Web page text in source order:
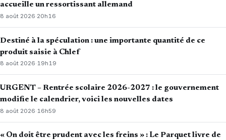
accueille un ressortissant allemand
8 août 2026·20h16
Destiné à la spéculation : une importante quantité de ce
produit saisie à Chlef
8 août 2026·19h19
URGENT – Rentrée scolaire 2026-2027 : le gouvernement
modifie le calendrier, voici les nouvelles dates
8 août 2026· 16h59
« On doit être prudent avec les freins » : Le Parquet livre de